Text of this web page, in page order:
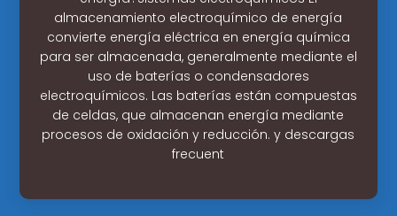
almacenamiento electroquímico de energía
convierte energía eléctrica en energía química
para ser almacenada, generalmente mediante el
uso de baterías o condensadores
electroquímicos. Las baterías están compuestas
de celdas, que almacenan energía mediante
procesos de oxidación y reducción. y descargas
frecuent